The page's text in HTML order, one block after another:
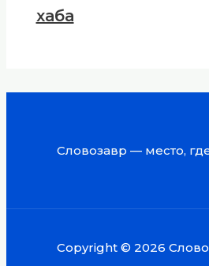
хаба
Словозавр — место,
Copyright © 2026